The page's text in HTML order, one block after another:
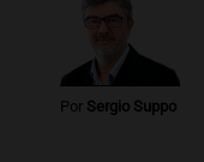
Episodios
Por Sergio Suppo